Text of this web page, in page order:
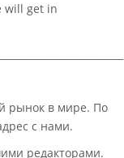
will get in
рынок в мире. По
с нами.
редакторами.